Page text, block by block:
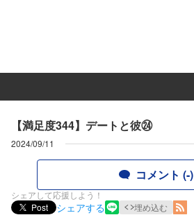
【満足度344】デートと彼㉔
2024/09/11
コメント (-)
シェアして応援しよう！
Post
シェアする 埋め込む